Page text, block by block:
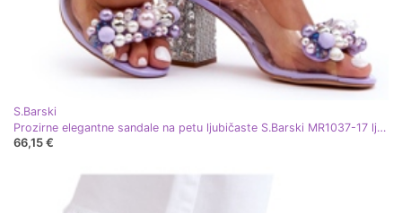
S.Barski
Prozirne elegantne sandale na petu ljubičaste S.Barski MR1037-17 ljubičasta
66,15 €